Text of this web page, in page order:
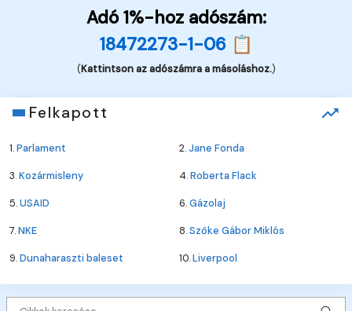
Adó 1%-hoz adószám:
18472273-1-06 📋
(Kattintson az adószámra a másoláshoz.)
Felkapott
1.Parlament 2.Jane Fonda
3.Kozármisleny 4.Roberta Flack
5.USAID 6.Gázolaj
7.NKE 8.Szőke Gábor Miklós
9.Dunaharaszti baleset 10.Liverpool